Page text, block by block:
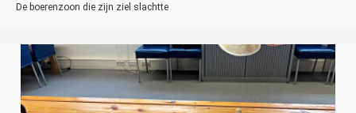
De boerenzoon die zijn ziel slachtte